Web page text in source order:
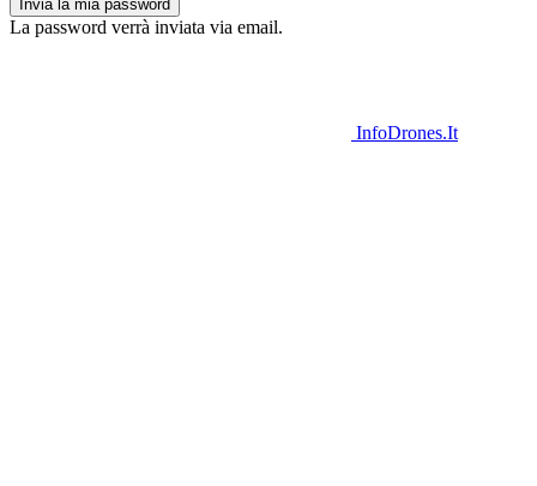
La password verrà inviata via email.
InfoDrones.It